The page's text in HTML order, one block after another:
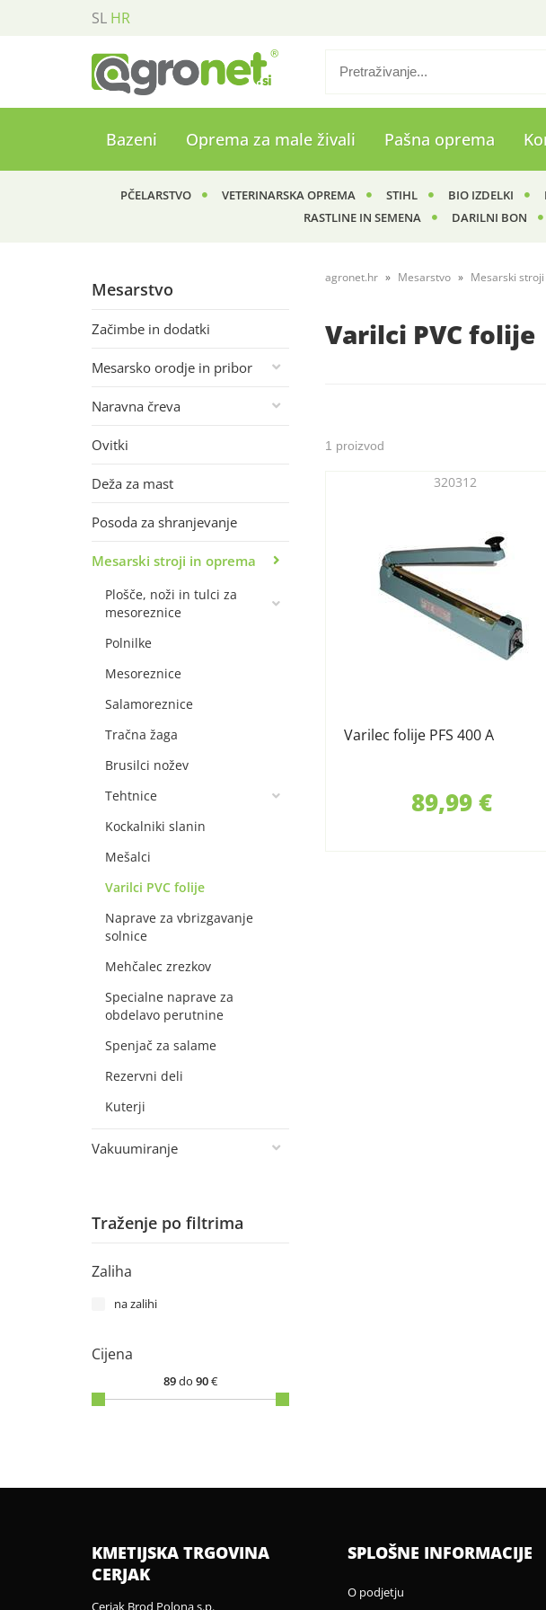
SL HR
Bazeni Oprema za male živali Pašna oprema
PČELARSTVO VETERINARSKA OPREMA STIHL BIO IZDELKI
RASTLINE IN SEMENA
DARILNI BON
Mesarstvo
Začimbe in dodatki
Mesarsko orodje in pribor
Naravna čreva
Ovitki
Deža za mast
Posoda za shranjevanje
Mesarski stroji in oprema
Plošče, noži in tulci za
mesoreznice
Polnilke
Mesoreznice
Salamoreznice
Tračna žaga
Brusilci nožev
Tehtnice
Kockalniki slanin
Mešalci
Varilci PVC folije
Naprave za vbrizgavanje
solnice
Mehčalec zrezkov
Specialne naprave za
obdelavo perutnine
Spenjač za salame
Rezervni deli
Kuterji
Vakuumiranje
Traženje po filtrima
Zaliha
na zalihi
Cijena
89do 90€
agronet.hr Mesarstvo Mesarski
Varilci PVC folije
1 proizvod
Varilec folije PFS 400 A
320312
89,99 €
KMETIJSKA TRGOVINA
CERJAK
Cerjak Brod Polona s.p.
SPLOŠNE INFORMACIJE
O podjetju